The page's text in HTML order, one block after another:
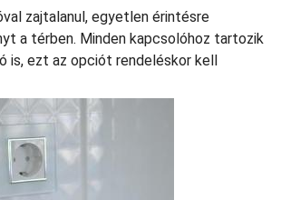
zajtalanul, egyetlen érintésre
a térben. Minden kapcsolóhoz tartozik
is, ezt az opciót rendeléskor kell